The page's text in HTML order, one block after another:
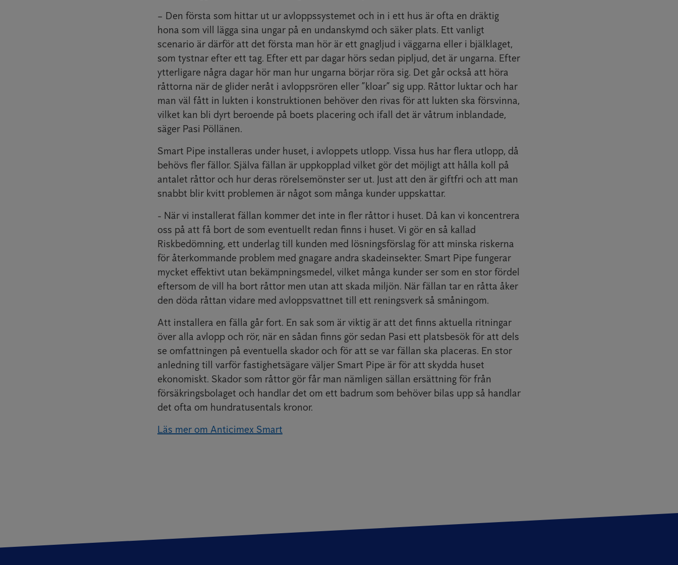
– Den första som hittar ut ur avloppssystemet och in i ett hus är ofta en dräktig
hona som vill lägga sina ungar på en undanskymd och säker plats. Ett vanligt
scenario är därför att det första man hör är ett gnagljud i väggarna eller i bjälklaget,
som tystnar efter ett tag. Efter ett par dagar hörs sedan pipljud, det är ungarna. Efter
ytterligare några dagar hör man hur ungarna börjar röra sig. Det går också att höra
råttorna när de glider neråt i avloppsrören eller ”kloar” sig upp. Råttor luktar och har
man väl fått in lukten i konstruktionen behöver den rivas för att lukten ska försvinna,
vilket kan bli dyrt beroende på boets placering och ifall det är våtrum inblandade,
säger Pasi Pöllänen.
Smart Pipe installeras under huset, i avloppets utlopp. Vissa hus har flera utlopp, då
behövs fler fällor. Själva fällan är uppkopplad vilket gör det möjligt att hålla koll på
antalet råttor och hur deras rörelsemönster ser ut. Just att den är giftfri och att man
snabbt blir kvitt problemen är något som många kunder uppskattar.
- När vi installerat fällan kommer det inte in fler råttor i huset. Då kan vi koncentrera
oss på att få bort de som eventuellt redan finns i huset. Vi gör en så kallad
Riskbedömning, ett underlag till kunden med lösningsförslag för att minska riskerna
för återkommande problem med gnagare andra skadeinsekter. Smart Pipe fungerar
mycket effektivt utan bekämpningsmedel, vilket många kunder ser som en stor fördel
eftersom de vill ha bort råttor men utan att skada miljön. När fällan tar en råtta åker
den döda råttan vidare med avloppsvattnet till ett reningsverk så småningom.
Att installera en fälla går fort. En sak som är viktig är att det finns aktuella ritningar
över alla avlopp och rör, när en sådan finns gör sedan Pasi ett platsbesök för att dels
se omfattningen på eventuella skador och för att se var fällan ska placeras. En stor
anledning till varför fastighetsägare väljer Smart Pipe är för att skydda huset
ekonomiskt. Skador som råttor gör får man nämligen sällan ersättning för från
försäkringsbolaget och handlar det om ett badrum som behöver bilas upp så handlar
det ofta om hundratusentals kronor.
Läs mer om Anticimex Smart